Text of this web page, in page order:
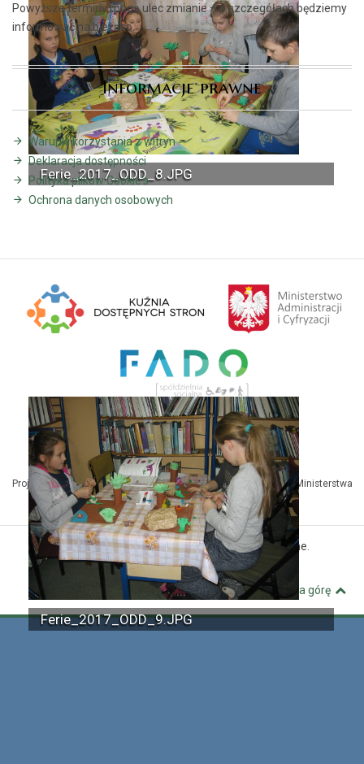
Ferie_2017_ODD_8.JPG
Ferie_2017_ODD_9.JPG
Powyższe terminy mogą ulec zmianie – o szczegółach będziemy
informować na bieżąco.
Informacje prawne
Warunki korzystania z witryn
Deklaracja dostępności
Polityka plików Cookie's
Ochrona danych osobowych
Projekt Kuźnia Dostępnych Stron współfinansowany ze środków Ministerstwa
Administracji i Cyfryzacji
© MBP Pyskowice. Wszystkie prawa zastrzeżone.
Kuźnia Dostępnych Stron
Wróć na górę